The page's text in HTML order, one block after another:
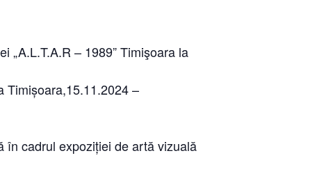
„A.L.T.A.R – 1989” Timişoara la
Timișoara,15.11.2024 –
în cadrul expoziției de artă vizuală